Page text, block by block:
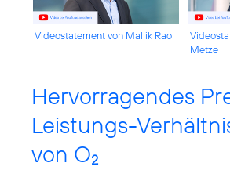
Videostatement von Mallik Rao
Metze
Hervorragendes
Leistungs-
von O2